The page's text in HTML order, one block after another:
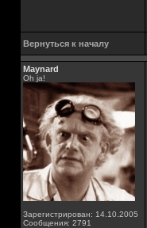
Вернуться к началу
Maynard
Oh ja!
Зарегистрирован: 14.10.2005
Сообщения: 2791